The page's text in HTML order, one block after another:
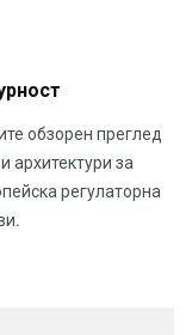
обзорен преглед
архитектури за
регулаторна